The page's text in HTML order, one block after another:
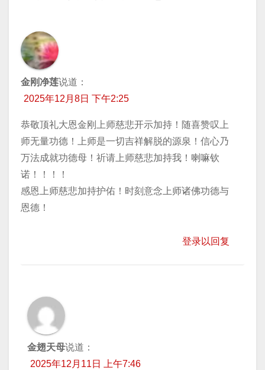
金刚净莲说道：
2025年12月8日 下午2:25
恭敬顶礼大恩金刚上师慈悲开示加持！随喜赞叹上
师无量功德！上师是一切吉祥解脱的源泉！信心乃
万法成就功德母！祈请上师慈悲加持我！喇嘛钦
诺！！！！
感恩上师慈悲加持护佑！时刻意念上师诸佛功德与
恩德！
登录以回复
金翅天母说道：
2025年12月11日 上午7:46